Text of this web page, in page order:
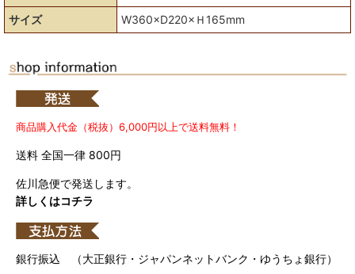
サイズ
W360×D220×Ｈ165mm
商品購入代金（税抜）6,000円以上で送料無料！
送料 全国一律 800円
佐川急便で発送します。
詳しくはコチラ
銀行振込 （大正銀行・ジャパンネットバンク・ゆうちょ銀行）